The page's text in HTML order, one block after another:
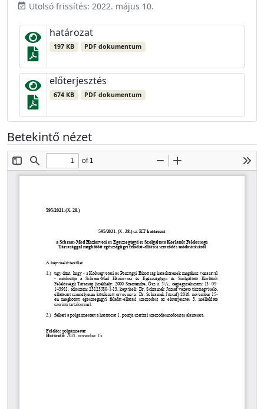
event_available Utolsó frissítés: 2022. május 10.
határozat
197 KB PDF dokumentum
előterjesztés
674 KB PDF dokumentum
Betekintő nézet